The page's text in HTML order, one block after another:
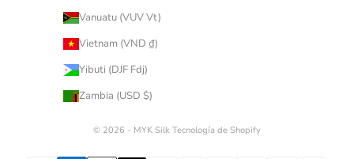
Vanuatu (VUV Vt)
Vietnam (VND ₫)
Yibuti (DJF Fdj)
Zambia (USD $)
© 2026 - MYK Silk Tecnología de Shopify